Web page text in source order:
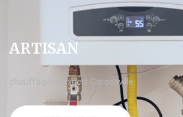
ARTISAN
chauffagiste expert Gargenville